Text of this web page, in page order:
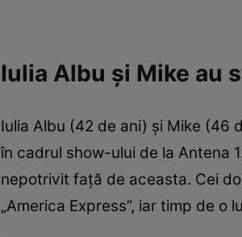
Iulia Albu și Mike au
Iulia Albu (42 de ani) și Mike (46
în cadrul show-ului de la Antena
nepotrivit față de aceasta. Cei
„America Express”, iar timp de o